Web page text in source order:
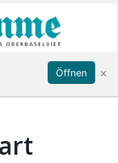
Anmelden
Öffnen ×